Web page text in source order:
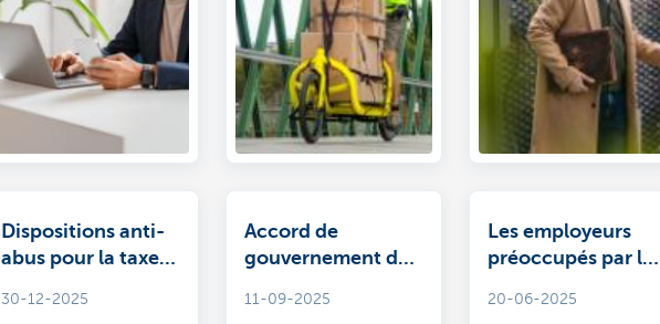
Dispositions anti-
abus pour la taxe
comptes-titres
30-12-2025
Accord de
gouvernement de
élaboration
11-09-2025
Les employeurs
préoccupés par le
20-06-2025